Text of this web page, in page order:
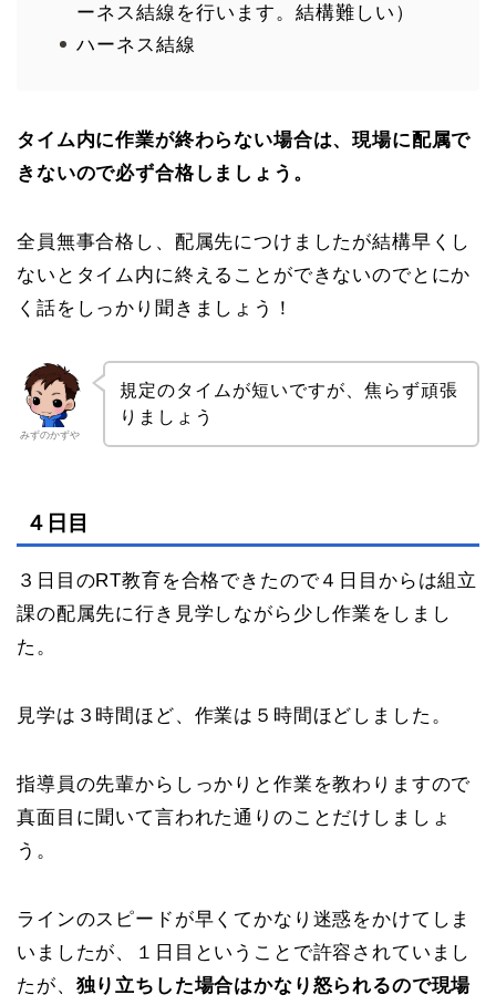
ーネス結線を行います。結構難しい）
ハーネス結線
タイム内に作業が終わらない場合は、現場に配属で
きないので必ず合格しましょう。
全員無事合格し、配属先につけましたが結構早くし
ないとタイム内に終えることができないのでとにか
く話をしっかり聞きましょう！
みずのかずや
規定のタイムが短いですが、焦らず頑張
りましょう
４日目
３日目のRT教育を合格できたので４日目からは組立
課の配属先に行き見学しながら少し作業をしまし
た。
見学は３時間ほど、作業は５時間ほどしました。
指導員の先輩からしっかりと作業を教わりますので
真面目に聞いて言われた通りのことだけしましょ
う。
ラインのスピードが早くてかなり迷惑をかけてしま
いましたが、１日目ということで許容されていまし
たが、 独り立ちした場合はかなり怒られるので現場